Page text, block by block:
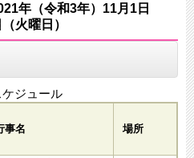
年（令和3年）11月1日
火曜日）
ジュール
事名 場所